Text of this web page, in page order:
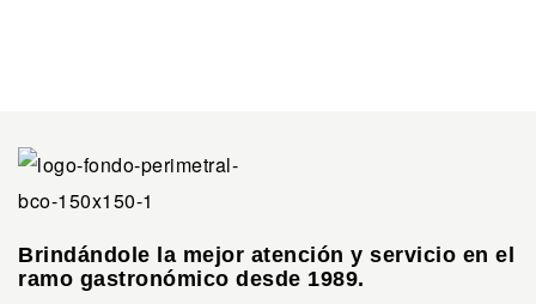
Brindándole la mejor atención y servicio en el
ramo gastronómico desde 1989.